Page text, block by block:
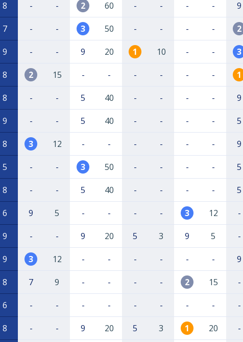
8 - - 2 60 - - - - 9
7 - - 3 50 - - - - 2
9 - - 9 20 1 10 - - 3
8 2 15 - - - - - - 1
8 - - 5 40 - - - - 9
9 - - 5 40 - - - - 5
8 3 12 - - - - - - 9
5 - - 3 50 - - - - 5
8 - - 5 40 - - - - 5
6 9 5 - - - - 3 12 -
9 - - 9 20 5 3 9 5 -
9 3 12 - - - - - - 9
8 7 9 - - - - 2 15 -
6 - - - - - - - - -
8 - - 9 20 5 3 1 20 -